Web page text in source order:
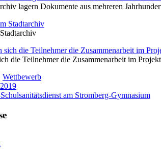
lagern Dokumente aus mehreren
die Teilnehmer die Zusammenarbeit im Projekt
Wettbewerb
am Stromberg-Gymnasium